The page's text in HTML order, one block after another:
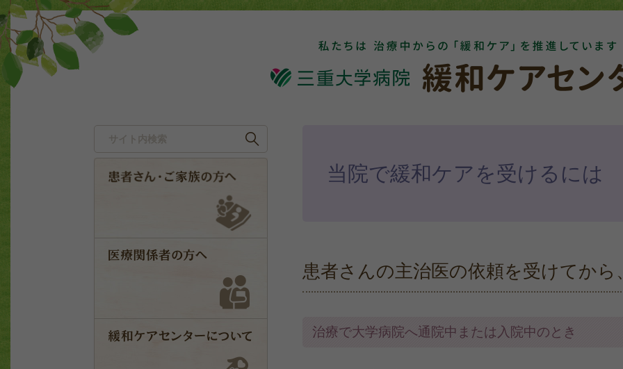
患者さま・ご家族の方へ
緩和ケアセンターについて
当院で緩和ケアを受けるには
患者さんの主治医の依頼を受けてか
治療で大学病院へ通院中または入院中のとき